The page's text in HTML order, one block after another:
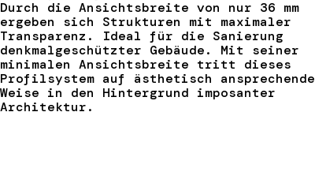
Durch die Ansichtsbreite von nur 36 mm
ergeben sich Strukturen mit maximaler
Transparenz. Ideal für die Sanierung
denkmalgeschützter Gebäude. Mit seiner
minimalen Ansichtsbreite tritt dieses
Profilsystem auf ästhetisch ansprechende
Weise in den Hintergrund imposanter
Architektur.